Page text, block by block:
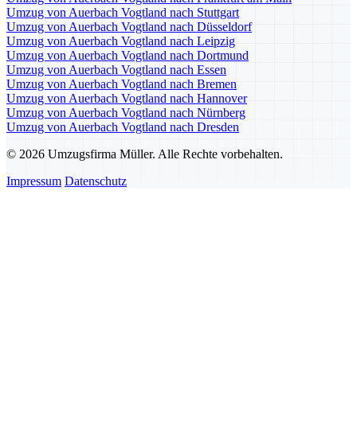
Umzug von Auerbach Vogtland nach Stuttgart
Umzug von Auerbach Vogtland nach Düsseldorf
Umzug von Auerbach Vogtland nach Leipzig
Umzug von Auerbach Vogtland nach Dortmund
Umzug von Auerbach Vogtland nach Essen
Umzug von Auerbach Vogtland nach Bremen
Umzug von Auerbach Vogtland nach Hannover
Umzug von Auerbach Vogtland nach Nürnberg
Umzug von Auerbach Vogtland nach Dresden
© 2026 Umzugsfirma Müller. Alle Rechte vorbehalten.
Impressum Datenschutz